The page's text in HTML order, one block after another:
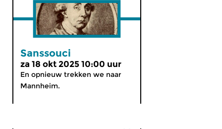
Sanssouci
za 18 okt 2025 10:00 uur
En opnieuw trekken we naar
Mannheim.